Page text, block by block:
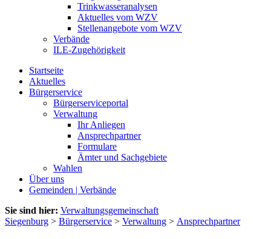
Trinkwasseranalysen
Aktuelles vom WZV
Stellenangebote vom WZV
Verbände
ILE-Zugehörigkeit
Startseite
Aktuelles
Bürgerservice
Bürgerserviceportal
Verwaltung
Ihr Anliegen
Ansprechpartner
Formulare
Ämter und Sachgebiete
Wahlen
Über uns
Gemeinden | Verbände
Sie sind hier: Verwaltungsgemeinschaft
Siegenburg > Bürgerservice > Verwaltung > Ansprechpartner